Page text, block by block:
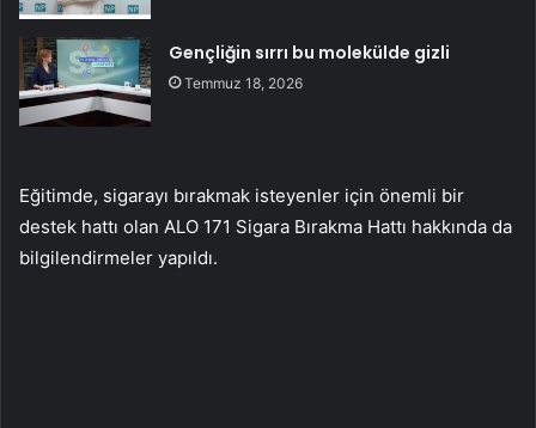
Gençliğin sırrı bu molekülde gizli
Temmuz 18, 2026
Eğitimde, sigarayı bırakmak isteyenler için önemli bir
destek hattı olan ALO 171 Sigara Bırakma Hattı hakkında da
bilgilendirmeler yapıldı.